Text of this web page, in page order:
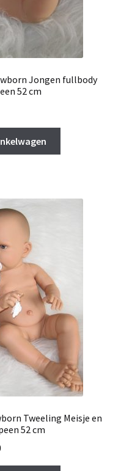
Jongen fullbody
52 cm
Tweeling Meisje en
52 cm